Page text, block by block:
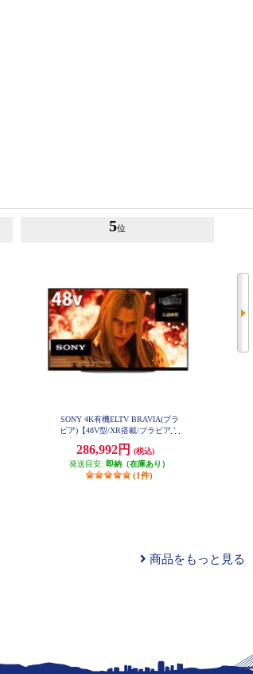
5位
SONY 4K有機ELTV BRAVIA(ブラ
ビア)【48V型/XR搭載/ブラビアカ
286,992円
(税込)
発送目安: 即納（在庫あり）
(1件)
商品をもっと見る